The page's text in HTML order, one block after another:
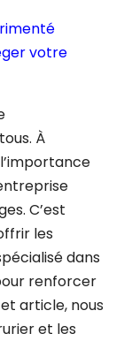
votre
À
C’est
les
dans
renforcer
article, nous
et les